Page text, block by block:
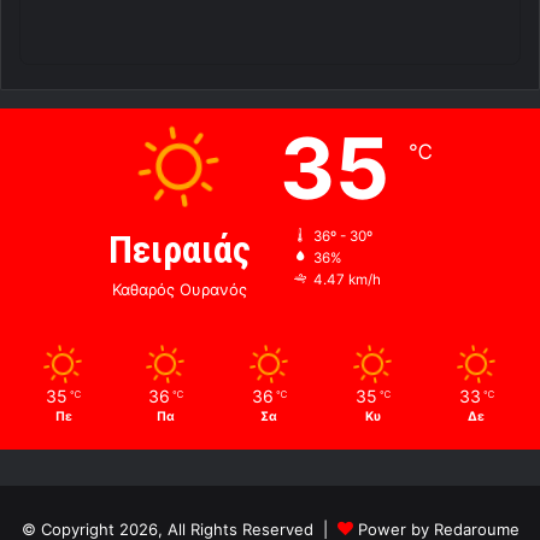
Πειραιάς
Καθαρός Ουρανός
35 ℃
36º - 30º
36%
4.47 km/h
35 ℃
Πε
36 ℃
Πα
36 ℃
Σα
35 ℃
Κυ
33 ℃
Δε
© Copyright 2026, All Rights Reserved | Power by Redaroume